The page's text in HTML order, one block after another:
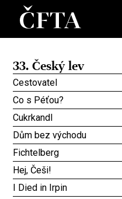
33. Český lev
Cestovatel
Co s Péťou?
Cukrkandl
Dům bez východu
Fichtelberg
Hej, Češi!
I Died in Irpin